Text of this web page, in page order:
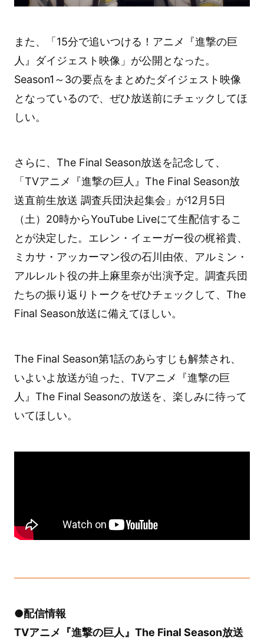
また、「15分で追いつける！アニメ『進撃の巨
人』ダイジェスト映像」が公開となった。
Season1～3の要点をまとめたダイジェスト映像
となっているので、ぜひ放送前にチェックしてほ
しい。
さらに、The Final Season放送を記念して、
「TVアニメ『進撃の巨人』The Final Season放
送直前生放送 調査兵団決起集会」が12月5日
（土）20時からYouTube Liveにて生配信するこ
とが決定した。エレン・イェーガー役の梶裕貴、
ミカサ・アッカーマン役の石川由依、アルミン・
アルレルト役の井上麻里奈が出演予定。調査兵団
たちの振り返りトークをぜひチェックして、The
Final Season放送に備えてほしい。
The Final Season第1話のあらすじも解禁され、
いよいよ放送が迫った、TVアニメ『進撃の巨
人』The Final Seasonの放送を、楽しみに待って
いてほしい。
●配信情報
TVアニメ『進撃の巨人』The Final Season放送